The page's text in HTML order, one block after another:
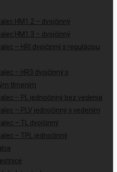
HM1.2 – dvojčinný
HM1.3 – dvojčinný
– HRI dvojčinný s reguláciou
– HR3 dvojčinný s
tlmením
– PL jednočinný bez vedenia
– PLV jednočinný s vedením
– TL dvojčinný
– TPL jednočinný